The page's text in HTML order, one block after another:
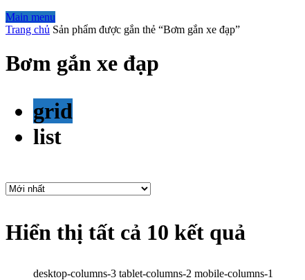
Main menu
Trang chủ Sản phẩm được gắn thẻ “Bơm gắn xe đạp”
Bơm gắn xe đạp
grid
list
Hiển thị tất cả 10 kết quả
desktop-columns-3 tablet-columns-2 mobile-columns-1